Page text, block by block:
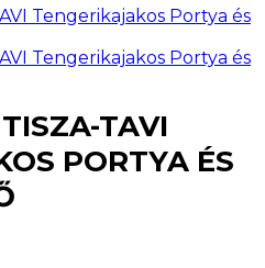
TAVI
PORTYA ÉS